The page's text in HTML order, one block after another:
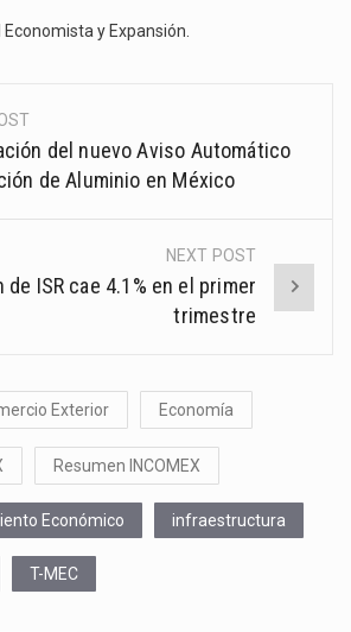
Economista y Expansión
del nuevo Aviso Automático
de Aluminio en México
NEXT POST
de ISR cae 4.1% en el primer
trimestre
Exterior Economía
Resumen INCOMEX
Económico infraestructura
T-MEC